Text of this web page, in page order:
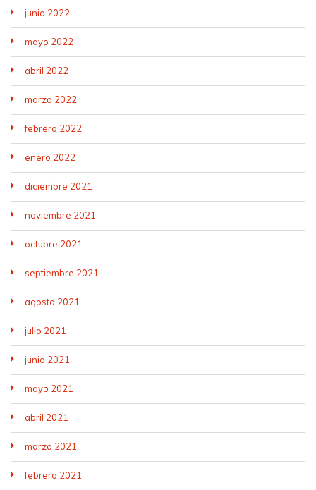
junio 2022
mayo 2022
abril 2022
marzo 2022
febrero 2022
enero 2022
diciembre 2021
noviembre 2021
octubre 2021
septiembre 2021
agosto 2021
julio 2021
junio 2021
mayo 2021
abril 2021
marzo 2021
febrero 2021